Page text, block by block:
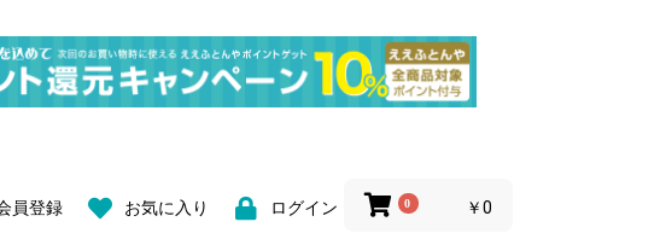
員登録 お気に入り ログイン 0 ￥0